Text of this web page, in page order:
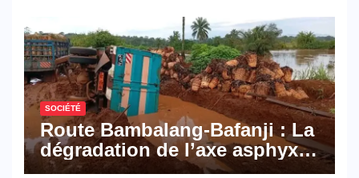
numériques made in
Cameroon
SOCIÉTÉ
Route Bambalang-Bafanji : La
dégradation de l’axe asphyxie
les activités économiques